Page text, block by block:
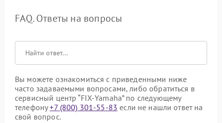
FAQ. Ответы на вопросы
Вы можете ознакомиться с приведенными ниже
часто задаваемыми вопросами, либо обратиться в
сервисный центр “FIX-Yamaha” по следующему
телефону+7 (800) 301-55-83 если не нашли ответ на
свой вопрос.